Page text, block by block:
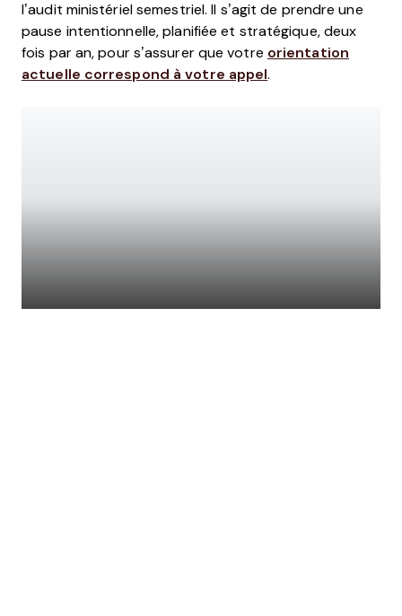
l’audit ministériel semestriel. Il s’agit de prendre une
pause intentionnelle, planifiée et stratégique, deux
fois par an, pour s’assurer que votre orientation
actuelle correspond à votre appel.